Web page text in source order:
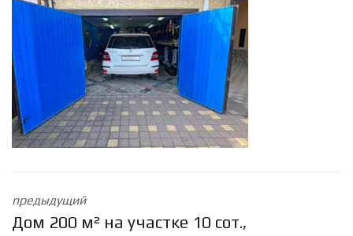
предыдущий
Дом 200 м² на участке 10 сот.,